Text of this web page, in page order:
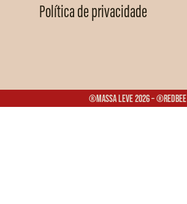
Política de privacidade
®Massa Leve 2026 – ®Redbee